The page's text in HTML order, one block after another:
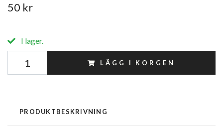
50 kr
I lager.
LÄGG I KORGEN
PRODUKTBESKRIVNING